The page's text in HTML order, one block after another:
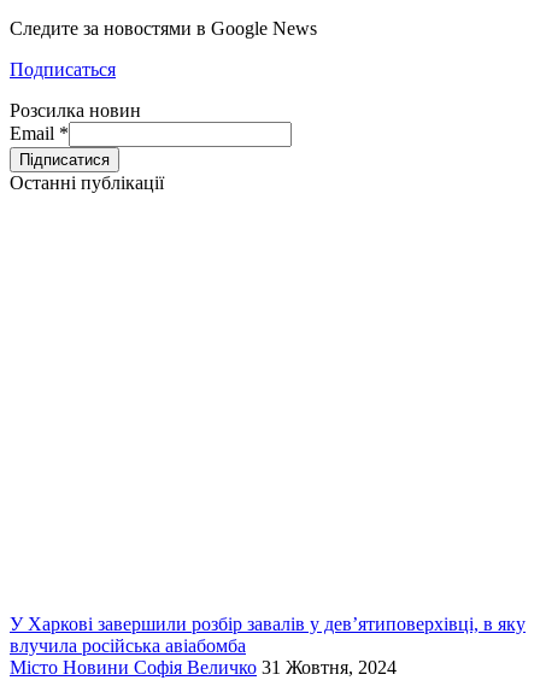
Следите за новостями в Google News
Подписаться
Розсилка новин
Email *
Останні публікації
У Харкові завершили розбір завалів у дев’ятиповерхівці, в яку
влучила російська авіабомба
Місто Новини Софія Величко 31 Жовтня, 2024